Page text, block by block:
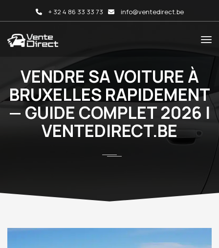
+ 32 4 86 33 33 73 info@ventedirect.be
VENDRE SA VOITURE À
BRUXELLES RAPIDEMENT
— GUIDE COMPLET 2026 |
VENTEDIRECT.BE